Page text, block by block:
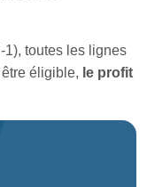
toutes les lignes
éligible, le profit